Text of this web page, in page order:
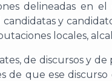
delineadas en
y
locales,
de discursos y
que ese